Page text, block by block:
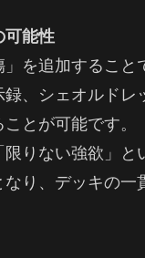
可能性
」を追加するこ
、シェオルド
とが可能です。
りない強欲」
り、デッキの一